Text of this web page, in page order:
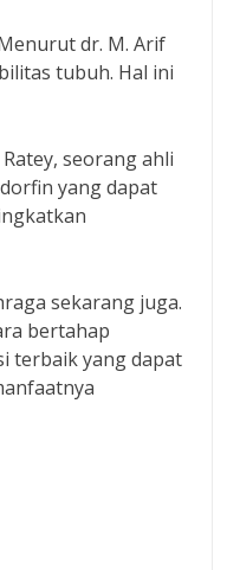
dr. M. Arif
tubuh. Hal ini
seorang ahli
yang dapat
sekarang juga.
bertahap
terbaik yang dapat